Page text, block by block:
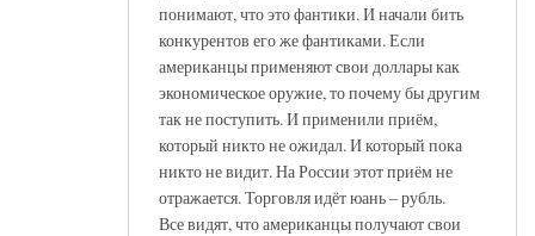
понимают, что это фантики. И начали бить
конкурентов его же фантиками. Если
американцы применяют свои доллары как
экономическое оружие, то почему бы другим
так не поступить. И применили приём,
который никто не ожидал. И который пока
никто не видит. На России этот приём не
отражается. Торговля идёт юань – рубль.
Все видят, что американцы получают свои